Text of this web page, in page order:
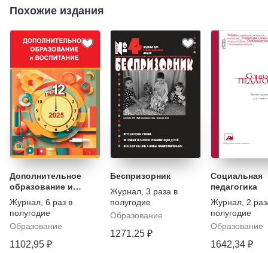
Похожие издания
Дополнительное
образование и
воспитание с
приложением
Журнал 6 раз в
полугодие
Образование
1102,95 ₽
Беспризорник
Журнал 3 раза в
полугодие
Образование
1271,25 ₽
Социальная
педагогика
Журнал 2
полугодие
Образование
1642,34 ₽